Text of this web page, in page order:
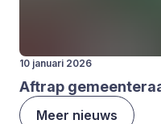
10 januari 2026
Aftrap
Meer nieuws